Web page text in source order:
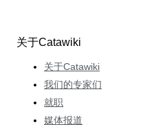
关于Catawiki
关于Catawiki
我们的专家们
就职
媒体报道